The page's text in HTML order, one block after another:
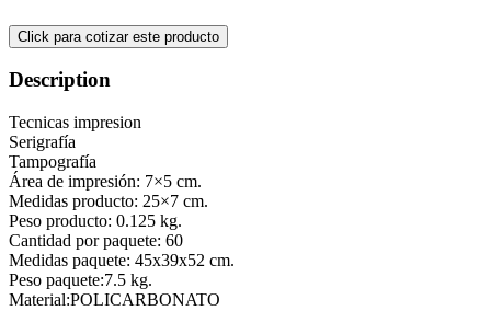
Description
Tecnicas impresion
Serigrafía
Tampografía
Área de impresión: 7×5 cm.
Medidas producto: 25×7 cm.
Peso producto: 0.125 kg.
Cantidad por paquete: 60
Medidas paquete: 45x39x52 cm.
Peso paquete:7.5 kg.
Material:POLICARBONATO